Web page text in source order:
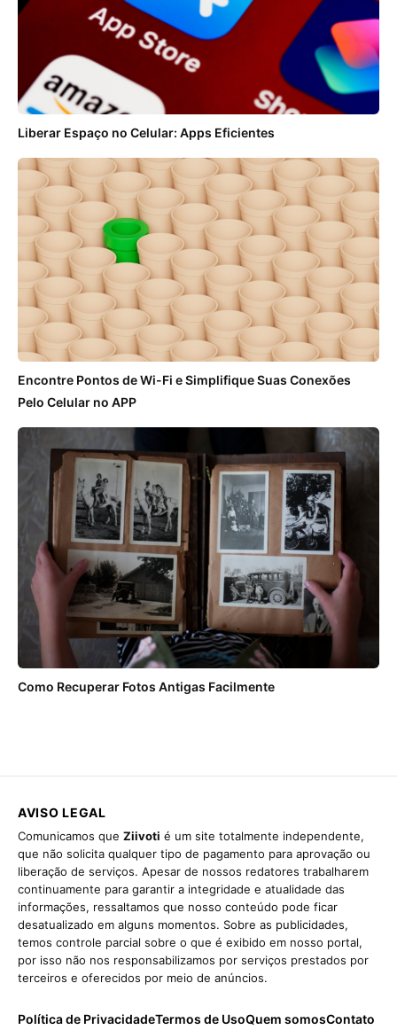
Liberar Espaço no Celular: Apps Eficientes
Encontre Pontos de Wi-Fi e Simplifique Suas Conexões
Pelo Celular no APP
Como Recuperar Fotos Antigas Facilmente
AVISO LEGAL
Comunicamos que Ziivoti é um site totalmente independente,
que não solicita qualquer tipo de pagamento para aprovação ou
liberação de serviços. Apesar de nossos redatores trabalharem
continuamente para garantir a integridade e atualidade das
informações, ressaltamos que nosso conteúdo pode ficar
desatualizado em alguns momentos. Sobre as publicidades,
temos controle parcial sobre o que é exibido em nosso portal,
por isso não nos responsabilizamos por serviços prestados por
terceiros e oferecidos por meio de anúncios.
Política de PrivacidadeTermos de UsoQuem somosContato